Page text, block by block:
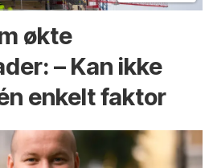
økte
– Kan ikke
enkelt faktor